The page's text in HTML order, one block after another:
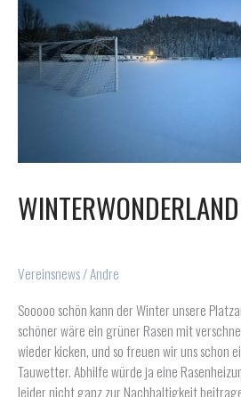
Vereinsnews/Andre
Sooooo schön kann der Winter unsere
schöner wäre ein grüner Rasen mit
wieder kicken, und so freuen wir uns schon
Tauwetter. Abhilfe würde ja eine
leider nicht ganz zur Nachhaltigkeit